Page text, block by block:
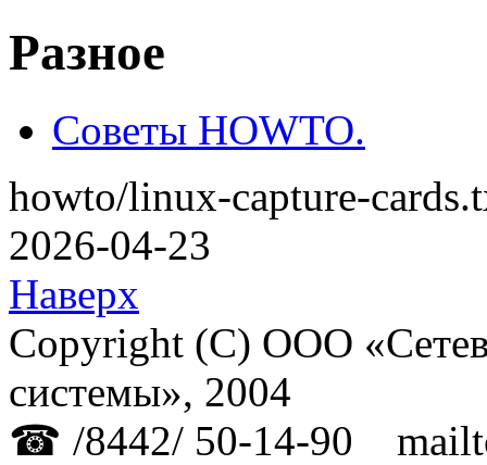
Разное
Советы HOWTO.
howto/linux-capture-
2026-04-23
Наверх
Copyright (C) ООО
системы», 2004
☎ /8442/ 50-14-90